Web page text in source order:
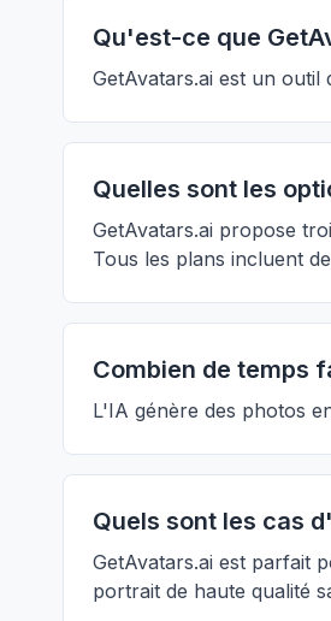
Qu'est-ce que
GetAvatars.ai est un
Quelles sont les
GetAvatars.ai propose
Tous les plans incluent
Combien de temps
L'IA génère des photos
Quels sont les cas
GetAvatars.ai est parfait
portrait de haute qualité